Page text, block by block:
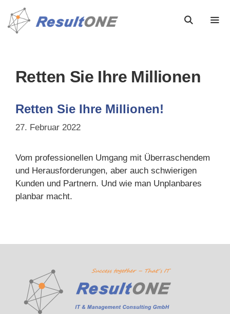
Retten Sie Ihre Millionen
Retten Sie Ihre Millionen!
27. Februar 2022
Vom professionellen Umgang mit Überraschendem
und Herausforderungen, aber auch schwierigen
Kunden und Partnern. Und wie man Unplanbares
planbar macht.